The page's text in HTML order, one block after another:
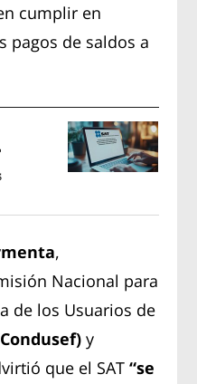
cumplir en
pagos de saldos a
,
Nacional para
de los Usuarios de
y
que el SAT“se